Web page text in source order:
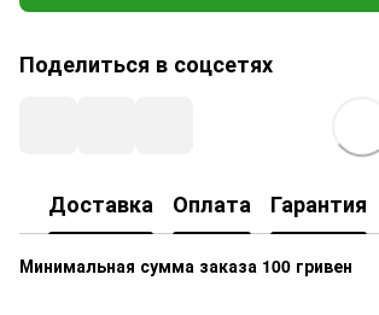
Поделиться в соцсетях
Доставка Оплата Гарантия
Минимальная сумма заказа 100 гривен